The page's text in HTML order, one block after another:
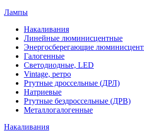
Лампы
Накаливания
Линейные люминисцентные
Энергосберегающие
Галогенные
Светодиодные, LED
Vintage, ретро
Ртутные дроссельные (ДРЛ)
Натриевые
Ртутные бездроссельные (ДРВ)
Металлогалогенные
Накаливания